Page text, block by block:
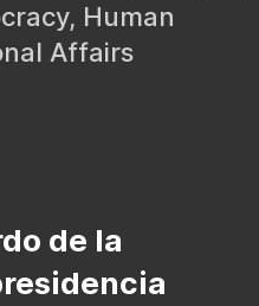
Human
Affairs
de la